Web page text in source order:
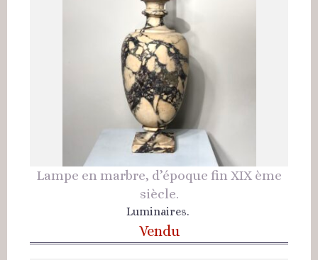
Lampe en marbre, d’époque fin XIX ème
siècle.
Luminaires.
Vendu